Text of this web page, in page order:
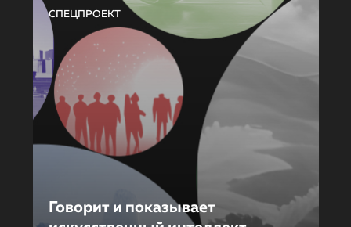
СПЕЦПРОЕКТ
Говорит и показывает